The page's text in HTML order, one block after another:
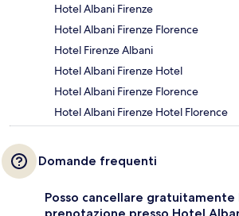
Hotel Albani Firenze
Hotel Albani Firenze Florence
Hotel Firenze Albani
Hotel Albani Firenze Hotel
Hotel Albani Firenze Florence
Hotel Albani Firenze Hotel Florence
Domande frequenti
Posso cancellare gratuitamente